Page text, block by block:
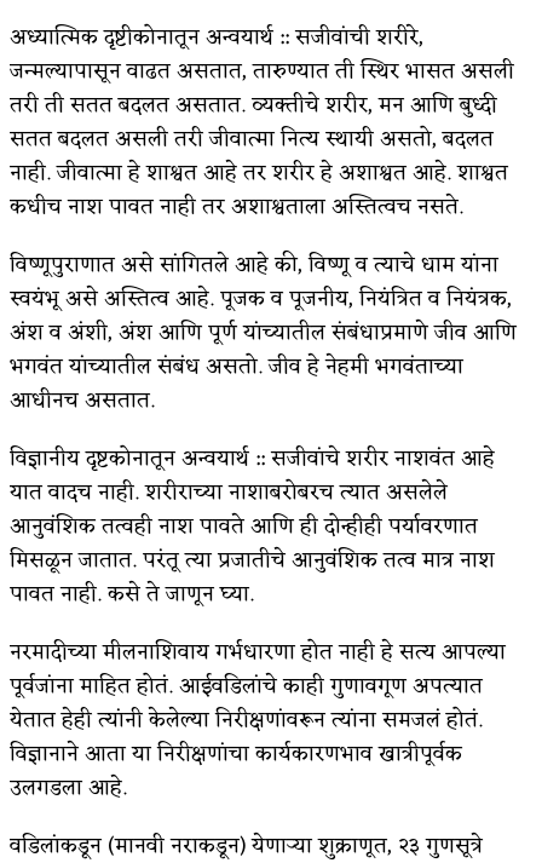
अध्यात्मिक दृष्टीकोनातून अन्वयार्थ :: सजीवांची शरीरे,
जन्मल्यापासून वाढत असतात, तारुण्यात ती स्थिर भासत असली
तरी ती सतत बदलत असतात. व्यक्तीचे शरीर, मन आणि बुध्दी
सतत बदलत असली तरी जीवात्मा नित्य स्थायी असतो, बदलत
नाही. जीवात्मा हे शाश्वत आहे तर शरीर हे अशाश्वत आहे. शाश्वत
कधीच नाश पावत नाही तर अशाश्वताला अस्तित्वच नसते.
विष्णूपुराणात असे सांगितले आहे की, विष्णू व त्याचे धाम यांना
स्वयंभू असे अस्तित्व आहे. पूजक व पूजनीय, नियंत्रित व नियंत्रक,
अंश व अंशी, अंश आणि पूर्ण यांच्यातील संबंधाप्रमाणे जीव आणि
भगवंत यांच्यातील संबंध असतो. जीव हे नेहमी भगवंताच्या
आधीनच असतात.
विज्ञानीय दृष्टकोनातून अन्वयार्थ :: सजीवांचे शरीर नाशवंत आहे
यात वादच नाही. शरीराच्या नाशाबरोबरच त्यात असलेले
आनुवंशिक तत्वही नाश पावते आणि ही दोन्हीही पर्यावरणात
मिसळून जातात. परंतू त्या प्रजातीचे आनुवंशिक तत्व मात्र नाश
पावत नाही. कसे ते जाणून घ्या.
नरमादीच्या मीलनाशिवाय गर्भधारणा होत नाही हे सत्य आपल्या
पूर्वजांना माहित होतं. आईवडिलांचे काही गुणावगूण अपत्यात
येतात हेही त्यांनी केलेल्या निरीक्षणांवरून त्यांना समजलं होतं.
विज्ञानाने आता या निरीक्षणांचा कार्यकारणभाव खात्रीपूर्वक
उलगडला आहे.
वडिलांकडून (मानवी नराकडून) येणार्‍या शुक्राणूत, २३ गुणसूत्रे